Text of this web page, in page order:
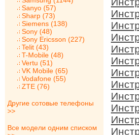
Sanyo (57)
Sharp (73)
Siemens (138)
Sony (48)
Sony Ericsson (227)
Telit (43)
T-Mobile (48)
Vertu (51)
VK Mobile (65)
Vodafone (55)
ZTE (76)
Другие сотовые телефоны
>>
Все модели одним списком